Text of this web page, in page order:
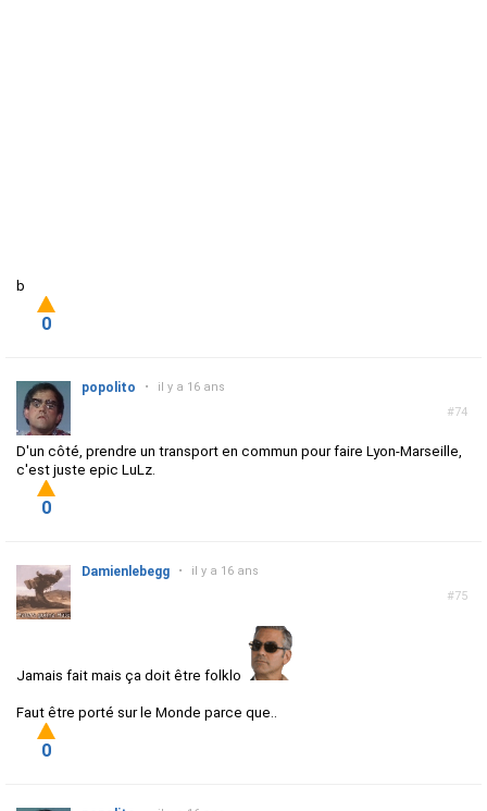
b
0
#74
popolito • il y a 16 ans
D'un côté, prendre un transport en commun pour faire Lyon-Marseille,
c'est juste epic LuLz.
0
#75
Damienlebegg • il y a 16 ans
Jamais fait mais ça doit être folklo
Faut être porté sur le Monde parce que..
0